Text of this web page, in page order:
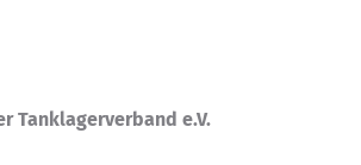
Tanklagerverband e.V.